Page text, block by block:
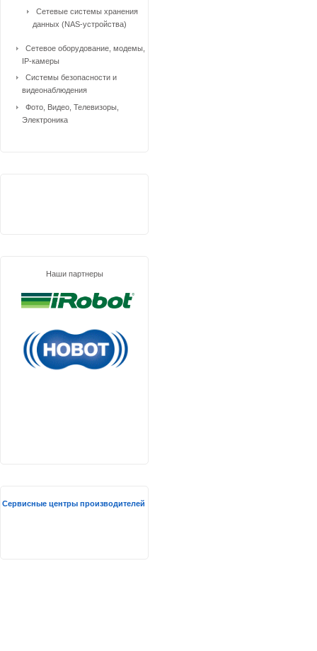
Сетевые системы хранения
данных (NAS-устройства)
Сетевое оборудование, модемы,
IP-камеры
Системы безопасности и
видеонаблюдения
Фото, Видео, Телевизоры,
Электроника
Наши партнеры
Сервисные центры производителей